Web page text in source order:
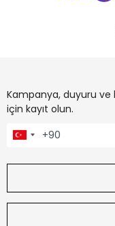
Kampanya, duyuru
için kayıt olun.